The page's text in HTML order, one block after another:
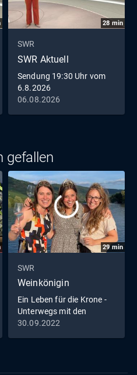
28 min
SWR
SWR Aktuell
Sendung 19:30 Uhr vom
6.8.2026
06.08.2026
gefallen
29min
SWR
Weinkönigin
Ein Leben für die Krone -
Unterwegs mit den
Weinköniginnen
30.09.2022